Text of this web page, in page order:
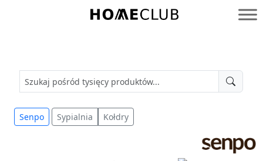
Homeclub
Senpo Sypialnia Kołdry